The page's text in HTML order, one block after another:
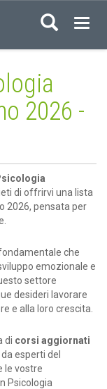
2026 -
di offrirvi una lista
2026, pensata per
che
emozionale e
settore
desideri lavorare
e alla loro crescita.
di corsi aggiornati
esperti del
le vostre
Psicologia